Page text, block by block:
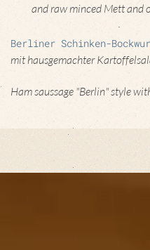
and raw minced Mett and
Berliner Schinken-
mit hausgemachter
Ham saussage "Berlin" style